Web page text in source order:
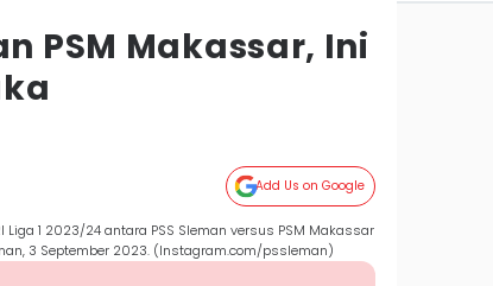
PSM Makassar, Ini
Add Us on Google
Liga 1 2023/24 antara PSS Sleman versus PSM Makassar
3 September 2023. (Instagram.com/pssleman)